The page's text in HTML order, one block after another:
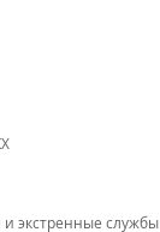
экстренные службы